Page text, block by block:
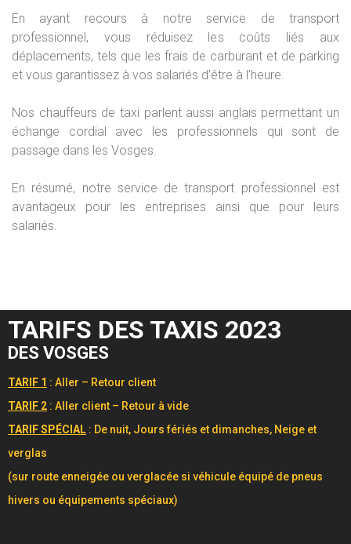
En ayant recours à notre service de transport
professionnel, vous réduisez les coûts liés aux
déplacements, tels que les frais de carburant et de parking
et vous garantissez à vos salariés d’être à l’heure.
Nos chauffeurs de taxi parlent aussi anglais permettant un
échange cordial avec les professionnels qui sont de
passage dans les Vosges.
En résumé, notre service de transport professionnel est
avantageux pour les entreprises ainsi que pour leurs
salariés.
TARIFS DES TAXIS 2023
DES VOSGES
TARIF 1 : Aller – Retour client
TARIF 2 : Aller client – Retour à vide
TARIF SPÉCIAL : De nuit, Jours fériés et dimanches, Neige et
verglas
(sur route enneigée ou verglacée si véhicule équipé de pneus
hivers ou équipements spéciaux)